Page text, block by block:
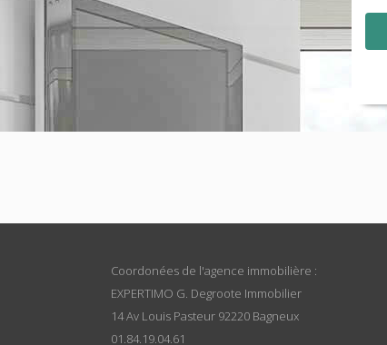
Coordonées de l'agence immobilière :
EXPERTIMO G. Degroote Immobilier
14 Av Louis Pasteur 92220 Bagneux
01.84.19.04.61